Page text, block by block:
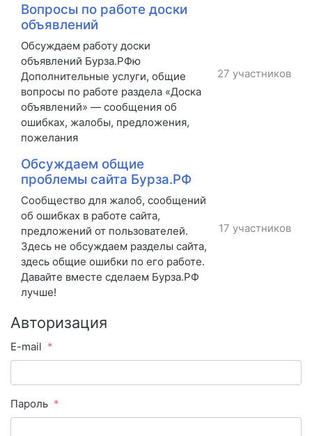
Вопросы по работе доски
объявлений
Обсуждаем работу доски
объявлений Бурза.РФю
Дополнительные услуги, общие
вопросы по работе раздела «Доска
объявлений» — сообщения об
ошибках, жалобы, предложения,
пожелания
27 участников
Обсуждаем общие
проблемы сайта Бурза.РФ
Сообщество для жалоб, сообщений
об ошибках в работе сайта,
предложений от пользователей.
Здесь не обсуждаем разделы сайта,
здесь общие ошибки по его работе.
Давайте вместе сделаем Бурза.РФ
лучше!
17 участников
Авторизация
E-mail
Пароль